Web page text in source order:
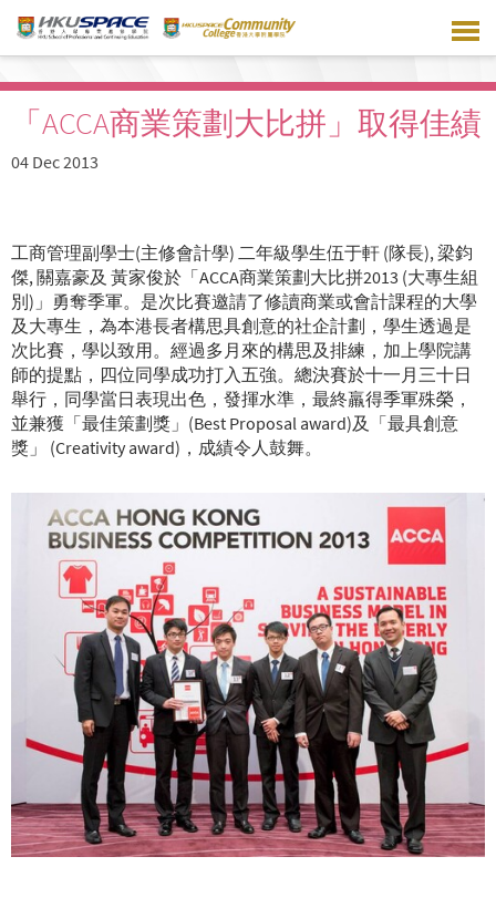
main
「ACCA商業策劃大比拼」取得佳績
04 Dec 2013
工商管理副學士(主修會計學) 二年級學生伍于軒 (隊長), 梁鈞
傑, 關嘉豪及 黃家俊於「ACCA商業策劃大比拼2013 (大專生組
別)」勇奪季軍。是次比賽邀請了修讀商業或會計課程的大學
及大專生，為本港長者構思具創意的社企計劃，學生透過是
次比賽，學以致用。經過多月來的構思及排練，加上學院講
師的提點，四位同學成功打入五強。總決賽於十一月三十日
舉行，同學當日表現出色，發揮水準，最終羸得季軍殊榮，
並兼獲「最佳策劃獎」(Best Proposal award)及「最具創意
獎」 (Creativity award)，成績令人鼓舞。